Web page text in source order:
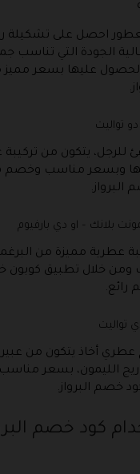
احصل على تشكيلة
الجودة التي تناسب
الحصول عليها بسعر
تواليت
يتكون من تركيبة
لها وبسعر مناسب وخصم
بلانك – او دي بارفيوم
عطرية مميزة من
ومن خلال تطبيق كوبون
رائع.
تواليت
عطري أخاذ يتكون من
الليمون، بسعر
خصم البرواز.
كود خصم